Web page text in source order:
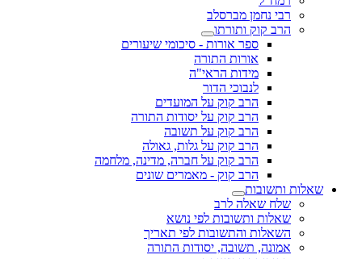
רבי נחמן מברסלב
הרב קוק ותורתו
ספר אורות - סיכומי שיעורים
אורות התורה
מידות הראי"ה
לנבוכי הדור
הרב קוק על המועדים
הרב קוק על יסודות התורה
הרב קוק על תשובה
הרב קוק על גלות, גאולה
הרב קוק על חברה, מדינה, מלחמה
הרב קוק - מאמרים שונים
שאלות ותשובות
שלח שאלה לרב
שאלות ותשובות לפי נושא
השאלות והתשובות לפי תאריך
אמונה, תשובה, יסודות התורה